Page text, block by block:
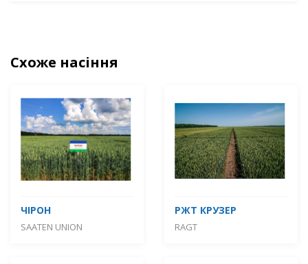
Схоже насіння
ЧІРОН
SAATEN UNION
РЖТ КРУЗЕР
RAGT